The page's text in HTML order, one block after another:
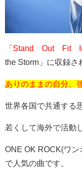
「Stand Out Fit In
the Storm 」に収録さ
ありのままの自分。
世界各国で共通する
若くして海外で活動
ONE OK ROCK(ワン
で人気の曲です。